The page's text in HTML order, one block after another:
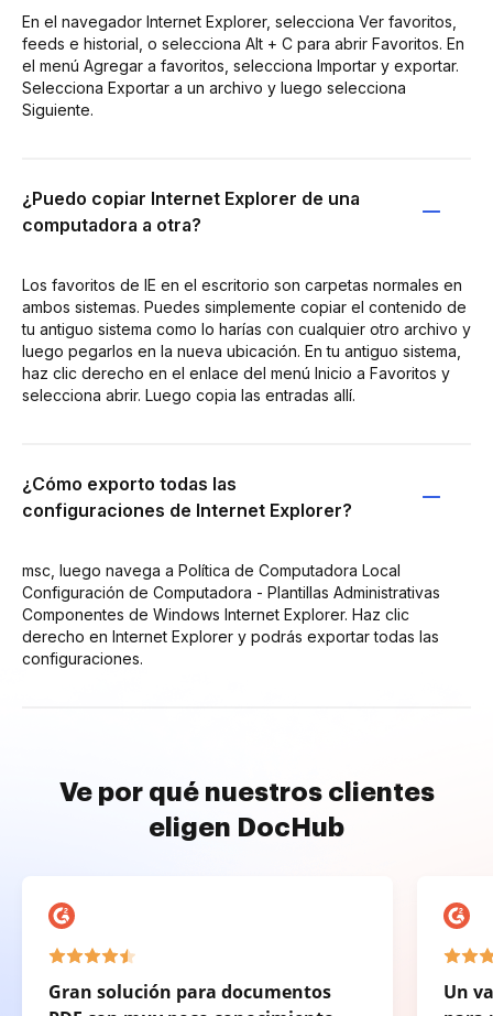
En el navegador Internet Explorer, selecciona Ver favoritos,
feeds e historial, o selecciona Alt + C para abrir Favoritos. En
el menú Agregar a favoritos, selecciona Importar y exportar.
Selecciona Exportar a un archivo y luego selecciona
Siguiente.
¿Puedo copiar Internet Explorer de una
computadora a otra?
Los favoritos de IE en el escritorio son carpetas normales en
ambos sistemas. Puedes simplemente copiar el contenido de
tu antiguo sistema como lo harías con cualquier otro archivo y
luego pegarlos en la nueva ubicación. En tu antiguo sistema,
haz clic derecho en el enlace del menú Inicio a Favoritos y
selecciona abrir. Luego copia las entradas allí.
¿Cómo exporto todas las
configuraciones de Internet Explorer?
msc, luego navega a Política de Computadora Local
Configuración de Computadora - Plantillas Administrativas
Componentes de Windows Internet Explorer. Haz clic
derecho en Internet Explorer y podrás exportar todas las
configuraciones.
Ve por qué nuestros clientes
eligen DocHub
Gran solución para documentos
Un